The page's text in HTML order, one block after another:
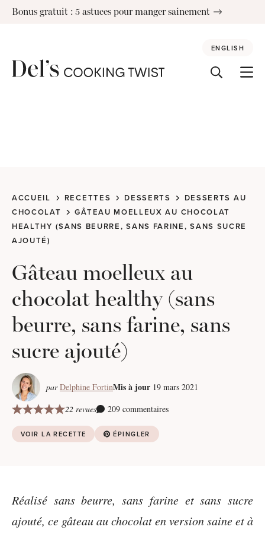
SkipBonus gratuit : 5 astuces pour manger sainement
ENGLISH
ACCUEIL RECETTES DESSERTS
DESSERTS AU
CHOCOLAT
GÂTEAU MOELLEUX AU CHOCOLAT
HEALTHY (SANS BEURRE, SANS FARINE, SANS SUCRE
AJOUTÉ)
Gâteau moelleux au
chocolat healthy (sans
beurre, sans farine, sans
sucre ajouté)
par Delphine FortinMis à jour 19 mars 2021
22 revues
209 commentaires
VOIR LA RECETTE ÉPINGLER
Réalisé sans beurre, sans farine et sans sucre
ajouté, ce gâteau au chocolat en version saine et à